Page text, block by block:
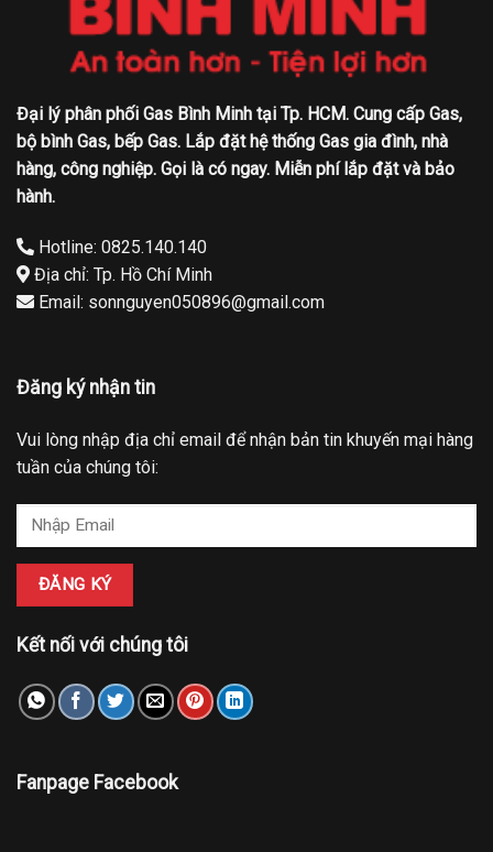
Đại lý phân phối Gas Bình Minh tại Tp. HCM. Cung cấp Gas,
bộ bình Gas, bếp Gas. Lắp đặt hệ thống Gas gia đình, nhà
hàng, công nghiệp. Gọi là có ngay. Miễn phí lắp đặt và bảo
hành.
Hotline: 0825.140.140
Địa chỉ: Tp. Hồ Chí Minh
Email: sonnguyen050896@gmail.com
Đăng ký nhận tin
Vui lòng nhập địa chỉ email để nhận bản tin khuyến mại hàng
tuần của chúng tôi:
Kết nối với chúng tôi
Fanpage Facebook